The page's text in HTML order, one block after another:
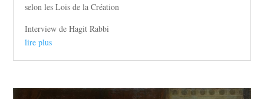
selon les Lois de la Création
Interview de Hagit Rabbi
lire plus